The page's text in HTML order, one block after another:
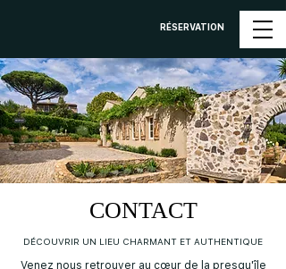
RÉSERVATION
CONTACT
DÉCOUVRIR UN LIEU CHARMANT ET AUTHENTIQUE
Venez nous retrouver au cœur de la presqu'île